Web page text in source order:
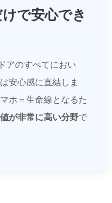
で安心でき
アのすべてにおい
安心感に直結しま
ホ＝生命線となるた
が非常に高い分野で